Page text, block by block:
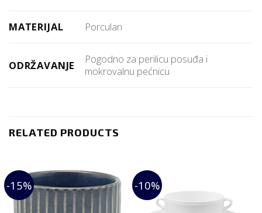
MATERIJAL Porculan
ODRŽAVANJE
Pogodno za perilicu posuđa i
mokrovalnu pećnicu
RELATED PRODUCTS
-15% -10%